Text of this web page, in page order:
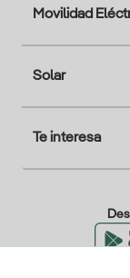
Movilidad
Solar
Te interesa